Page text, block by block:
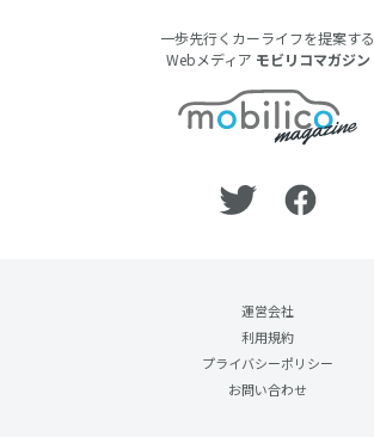
一歩先行くカーライフを提案する
Webメディア モビリコマガジン
運営会社
利用規約
プライバシーポリシー
お問い合わせ